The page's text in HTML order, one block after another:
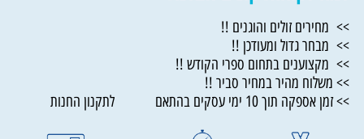
>> מחירים זולים והוגנים !!
>> מבחר גדול ומעודכן !!
>> מקצוענים בתחום ספרי הקודש !!
>> משלוח מהיר במחיר סביר !!
>> זמן אספקה תוך 10 ימי עסקים בהתאם לתקנון החנות